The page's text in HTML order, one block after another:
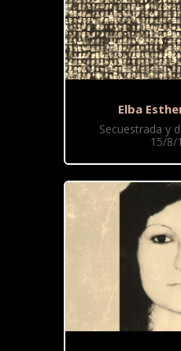
Elba
Secuestrada y
15/8/